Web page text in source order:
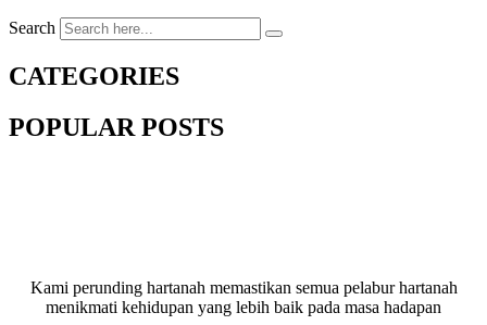
Search
CATEGORIES
POPULAR POSTS
Kami perunding hartanah memastikan semua pelabur hartanah
menikmati kehidupan yang lebih baik pada masa hadapan